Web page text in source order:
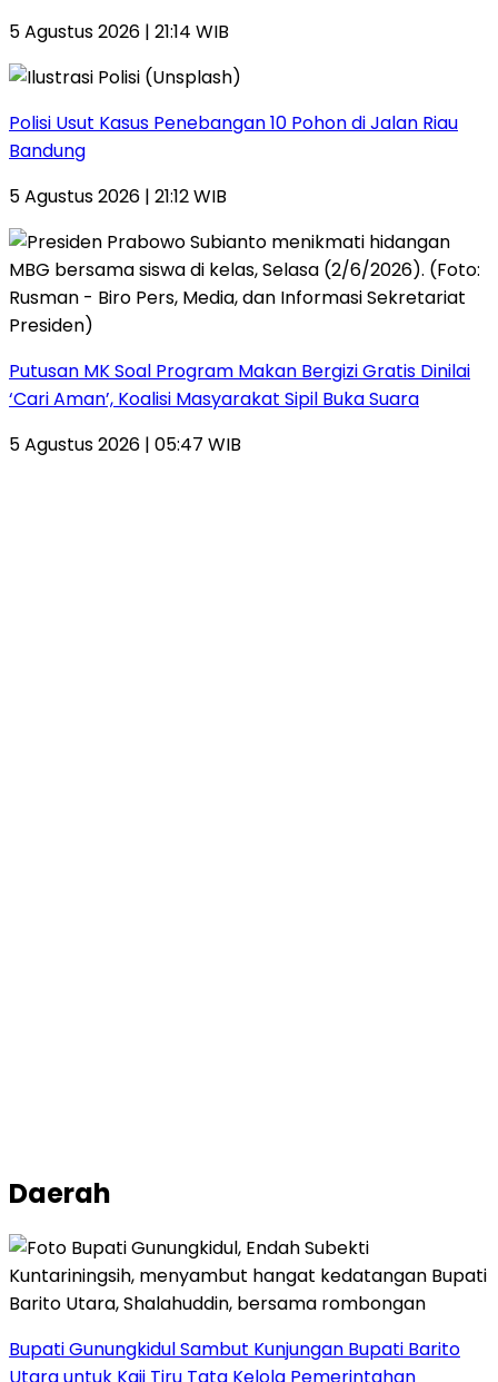
5 Agustus 2026 | 21:14 WIB
Polisi Usut Kasus Penebangan 10 Pohon di Jalan Riau
Bandung
5 Agustus 2026 | 21:12 WIB
Putusan MK Soal Program Makan Bergizi Gratis Dinilai
‘Cari Aman’, Koalisi Masyarakat Sipil Buka Suara
5 Agustus 2026 | 05:47 WIB
Daerah
Bupati Gunungkidul Sambut Kunjungan Bupati Barito